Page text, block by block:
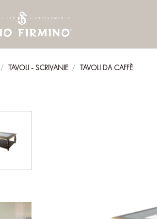
/ TAVOLI - SCRIVANIE / TAVOLI DA CAFFÈ